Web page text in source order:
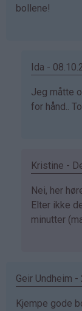
bollene!
Ida -
Som
svar
(ikke
Jeg måtte
for hånd..
Kristine -
Som
svar
på
bekreftet)
Nei, her
Elter ikke
minutter
Geir Undheim
Kjempe gode